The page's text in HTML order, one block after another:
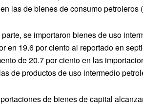
las de bienes de consumo petroleros
parte, se importaron bienes de uso
en 19.6 por ciento al reportado en
de 20.7 por ciento en las
de productos de uso intermedio
de bienes de capital